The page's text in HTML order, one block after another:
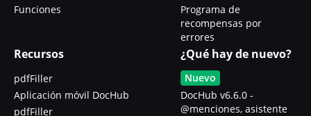
Funciones
Programa de
recompensas por
errores
Recursos
pdfFiller
Aplicación móvil DocHub
pdfFiller
¿Qué hay de nuevo?
Nuevo
DocHub v6.6.0 -
@menciones, asistente